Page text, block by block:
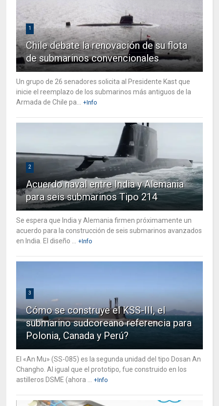
1
Chile debate la renovación de su flota
de submarinos convencionales
Un grupo de 26 senadores solicita al Presidente Kast que
inicie el reemplazo de los submarinos más antiguos de la
Armada de Chile pa...
+Info
2
Acuerdo naval entre India y Alemania
para seis submarinos Tipo 214
Se espera que India y Alemania firmen próximamente un
acuerdo para la construcción de seis submarinos avanzados
en India. El diseño ...
+Info
3
Cómo se construye el KSS-III, el
submarino sudcoreano referencia para
Polonia, Canada y Perú?
El «An Mu» (SS-085) es la segunda unidad del tipo Dosan An
Changho. Al igual que el prototipo, fue construido en los
astilleros DSME (ahora ...
+Info